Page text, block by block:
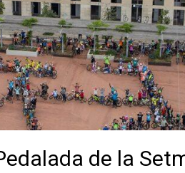
de la